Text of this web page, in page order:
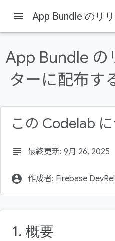
Firebase Firebase
1. 概要
App Bundle をプロジェク
Google Play にリンクする
menu
App Bundle の
ターに配布す
この Codelab
subject 最終更新: 9月 26, 2025
account_circle 作成者: Firebase
1. 概要